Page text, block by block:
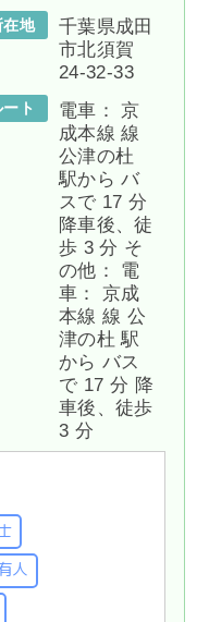
在地
千葉県成田
市北須賀
24-32-33
ート
電車： 京
成本線 線
公津の杜
駅から バ
スで 17 分
降車後、徒
歩 3 分 そ
の他： 電
車： 京成
本線 線 公
津の杜 駅
から バス
で 17 分 降
車後、徒歩
3 分
人